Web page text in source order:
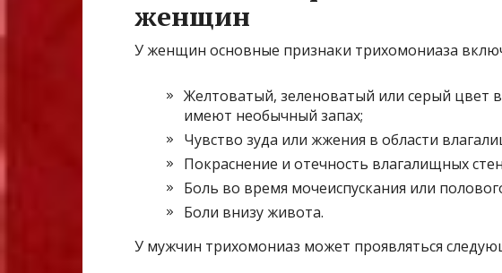
женщин
У женщин основные признаки трихомониаза
Желтоватый, зеленоватый или серый цвет
имеют необычный запах;
Чувство зуда или жжения в области
Покраснение и отечность влагалищных
Боль во время мочеиспускания или
Боли внизу живота.
У мужчин трихомониаз может проявляться